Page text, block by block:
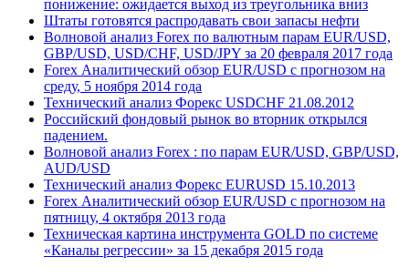
понижение: ожидается выход из треугольника вниз
Штаты готовятся распродавать свои запасы нефти
Волновой анализ Forex по валютным парам EUR/USD,
GBP/USD, USD/CHF, USD/JPY за 20 февраля 2017 года
Forex Аналитический обзор EUR/USD с прогнозом на
среду, 5 ноября 2014 года
Технический анализ Форекс USDCHF 21.08.2012
Российский фондовый рынок во вторник открылся
падением.
Волновой анализ Forex : по парам EUR/USD, GBP/USD,
AUD/USD
Технический анализ Форекс EURUSD 15.10.2013
Forex Аналитический обзор EUR/USD с прогнозом на
пятницу, 4 октября 2013 года
Техническая картина инструмента GOLD по системе
«Каналы регрессии» за 15 декабря 2015 года